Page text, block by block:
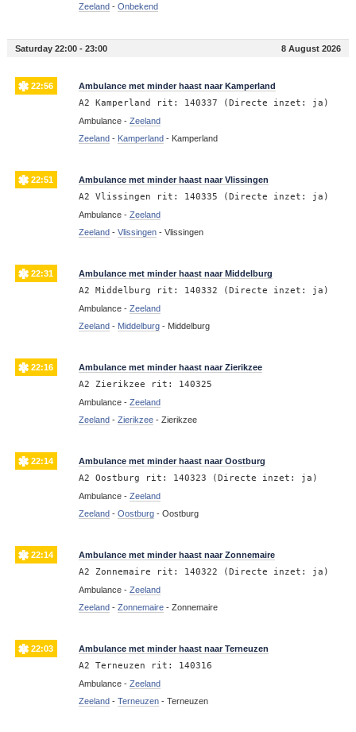
Zeeland- Onbekend
Saturday 22:00 - 23:00 8 August 2026
22:56 Ambulance met minder haast naar Kamperland
A2 Kamperland rit: 140337 (Directe inzet: ja)
Ambulance - Zeeland
Zeeland- Kamperland- Kamperland
22:51 Ambulance met minder haast naar Vlissingen
A2 Vlissingen rit: 140335 (Directe inzet: ja)
Ambulance - Zeeland
Zeeland- Vlissingen- Vlissingen
22:31 Ambulance met minder haast naar Middelburg
A2 Middelburg rit: 140332 (Directe inzet: ja)
Ambulance - Zeeland
Zeeland- Middelburg- Middelburg
22:16 Ambulance met minder haast naar Zierikzee
A2 Zierikzee rit: 140325
Ambulance - Zeeland
Zeeland- Zierikzee- Zierikzee
22:14 Ambulance met minder haast naar Oostburg
A2 Oostburg rit: 140323 (Directe inzet: ja)
Ambulance - Zeeland
Zeeland- Oostburg- Oostburg
22:14 Ambulance met minder haast naar Zonnemaire
A2 Zonnemaire rit: 140322 (Directe inzet: ja)
Ambulance - Zeeland
Zeeland- Zonnemaire- Zonnemaire
22:03 Ambulance met minder haast naar Terneuzen
A2 Terneuzen rit: 140316
Ambulance - Zeeland
Zeeland- Terneuzen- Terneuzen